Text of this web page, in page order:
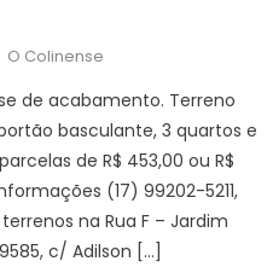
Author
O Colinense
de acabamento. Terreno
basculante, 3 quartos e
de R$ 453,00 ou R$
(17) 99202-5211,
na Rua F – Jardim
c/ Adilson […]